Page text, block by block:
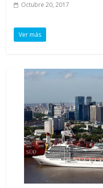
Octubre 20, 2017
Ver más